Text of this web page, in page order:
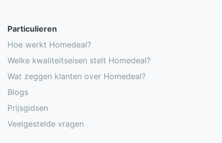
Particulieren
Hoe werkt Homedeal?
Welke kwaliteitseisen stelt Homedeal?
Wat zeggen klanten over Homedeal?
Blogs
Prijsgidsen
Veelgestelde vragen